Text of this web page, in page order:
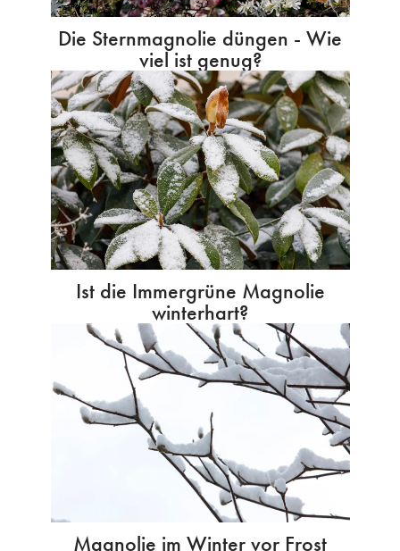
Die Sternmagnolie düngen - Wie
viel ist genug?
Ist die Immergrüne Magnolie
winterhart?
Magnolie im Winter vor Frost